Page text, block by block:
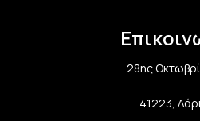
28ης
41223,